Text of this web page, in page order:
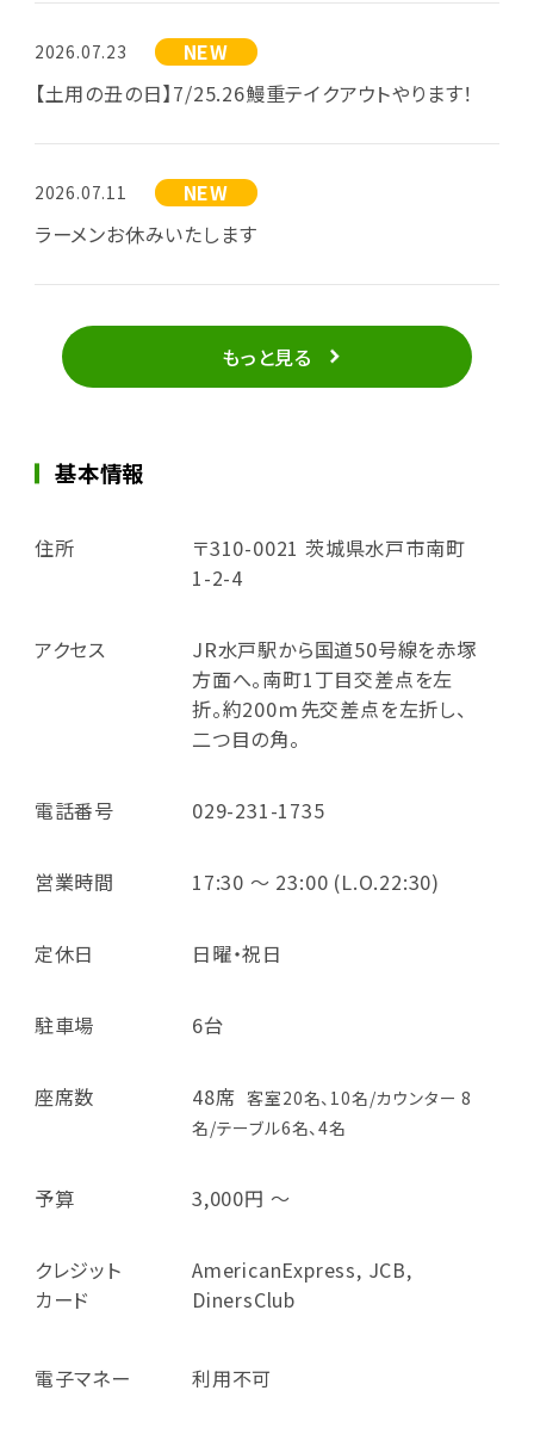
2026.07.23
NEW
【土用の丑の日】7/25.26鰻重テイクアウトやります！
2026.07.11
NEW
ラーメンお休みいたします
もっと見る
基本情報
住所
〒310-0021 茨城県水戸市南町
1-2-4
アクセス
JR水戸駅から国道50号線を赤塚
方面へ。南町1丁目交差点を左
折。約200ｍ先交差点を左折し、
二つ目の角。
電話番号 029-231-1735
営業時間 17:30 ～ 23:00 (L.O.22:30)
定休日 日曜・祝日
駐車場 6台
座席数 48席 客室20名、10名/カウンター 8
名/テーブル6名、4名
予算 3,000円 ～
クレジット
カード
AmericanExpress, JCB,
DinersClub
電子マネー 利用不可